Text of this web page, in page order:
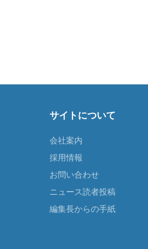
サイトについて
会社案内
採用情報
お問い合わせ
ニュース読者投稿
編集長からの手紙